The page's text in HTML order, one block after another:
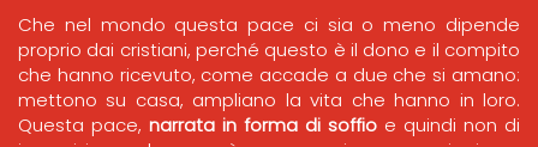
Che nel mondo questa pace ci sia o meno dipende
proprio dai cristiani, perché questo è il dono e il compito
che hanno ricevuto, come accade a due che si amano:
mettono su casa, ampliano la vita che hanno in loro.
Questa pace, narrata in forma di soffio e quindi non di